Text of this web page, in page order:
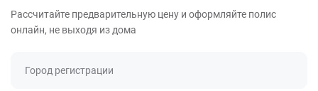
Рассчитайте предварительную цену и оформляйте полис
онлайн, не выходя из дома
Город регистрации